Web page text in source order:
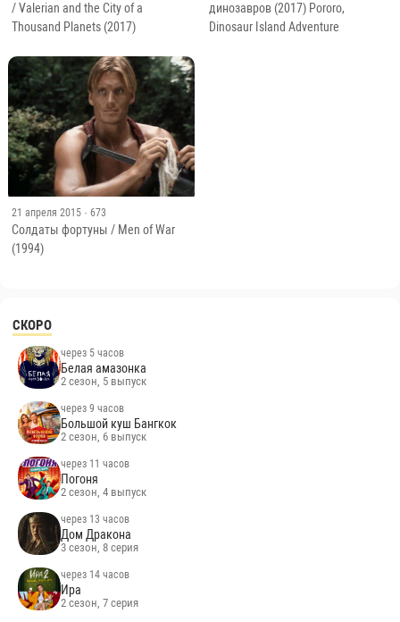
/ Valerian and the City of a
Thousand Planets (2017)
динозавров (2017) Pororo,
Dinosaur Island Adventure
21 апреля 2015 · 673
Солдаты фортуны / Men of War
(1994)
СКОРО
через 5 часов
Белая амазонка
2 сезон, 5 выпуск
через 9 часов
Большой куш Бангкок
2 сезон, 6 выпуск
через 11 часов
Погоня
2 сезон, 4 выпуск
через 13 часов
Дом Дракона
3 сезон, 8 серия
через 14 часов
Ира
2 сезон, 7 серия